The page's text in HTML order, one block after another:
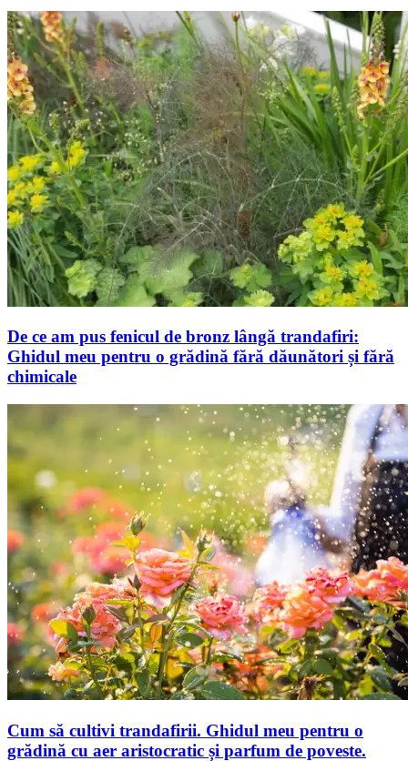
De ce am pus fenicul de bronz lângă trandafiri:
Ghidul meu pentru o grădină fără dăunători și fără
chimicale
Cum să cultivi trandafirii. Ghidul meu pentru o
grădină cu aer aristocratic și parfum de poveste.